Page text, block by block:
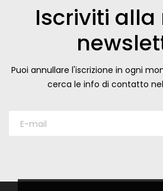
Iscriviti alla
Puoi annullare l'iscrizione in ogni
cerca le info di contatto